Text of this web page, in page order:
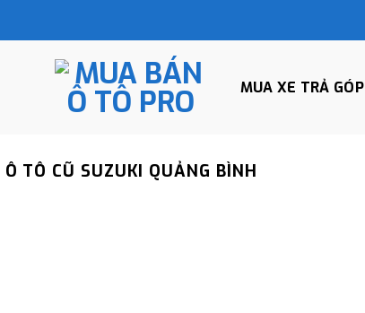
MUA XE TRẢ GÓP
Ô TÔ CŨ SUZUKI QUẢNG BÌNH